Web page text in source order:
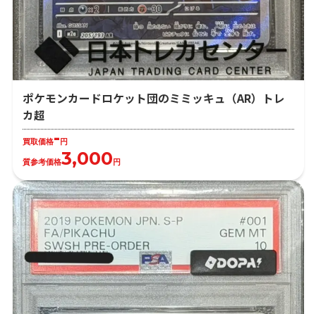
ポケモンカードロケット団のミミッキュ（AR）トレ
カ超
買取価格- 円
質参考価格3,000 円